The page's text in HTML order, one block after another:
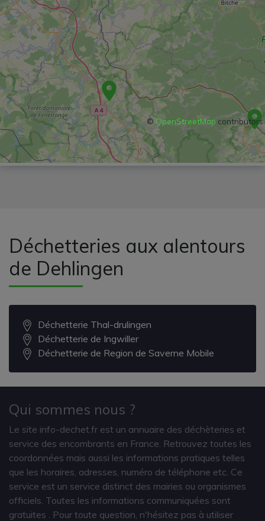
©OpenStreetMap contributors
Déchetteries aux alentours
de Dehlingen
Déchetterie Thal-drulingen
Déchetterie de Ingwiller
Déchetterie de Region de Saverne Mobile
Qui sommes nous ?
Le site info-dechet.fr est un annuaire des déchèteries et
service des encombrants en France. Retrouvez toutes les
coordonnées mais aussi les informations pratiques telles
que les horaires, adresses, numéro de téléphone etc. Ce
service est un service distinct des mairies ou organismes
officiels. Toutes les informations communiquées sont
gratuites
. Pour toute question, n'hésitez pas à utiliser